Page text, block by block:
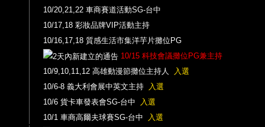
10/20,21,22 車商賽道活動SG-台中
10/17,18 彩妝品牌VIP活動主持
10/16,17,18 質感生活市集洋芋片攤位PG
10/15 科技會議攤位PG兼主持
10/9,10,11,12 高雄動漫節攤位主持人
入選
10/6-8 義大利會展中英文主持
入選
10/6 貨卡車發表會SG-台中
入選
10/1 車商高爾夫球賽SG-台中
入選